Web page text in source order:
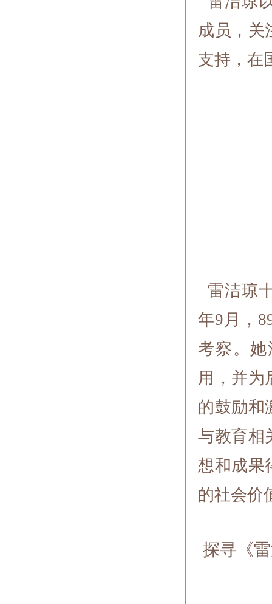
成员，关
支持，在
雷洁琼
年9月，
考察。
用，并为
的鼓励和
与教育相
想和成果
的社会价
探寻《